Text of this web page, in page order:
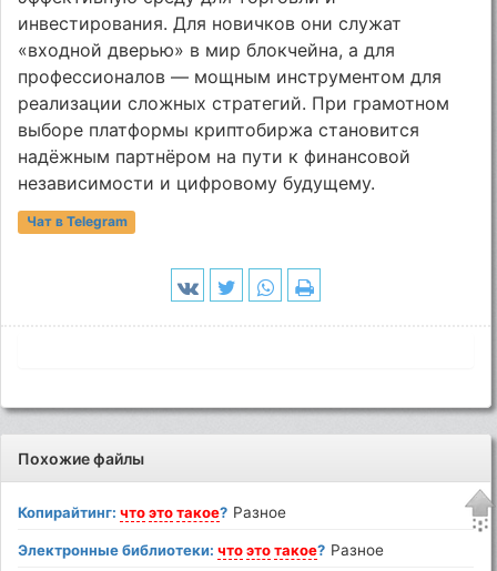
инвестирования. Для новичков они служат
«входной дверью» в мир блокчейна, а для
профессионалов — мощным инструментом для
реализации сложных стратегий. При грамотном
выборе платформы криптобиржа становится
надёжным партнёром на пути к финансовой
независимости и цифровому будущему.
Чат в Telegram
Похожие файлы
Копирайтинг:что это такое? Разное
Электронные библиотеки:что это такое? Разное